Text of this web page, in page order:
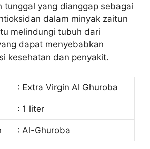
tunggal yang dianggap sebagai
dalam minyak zaitun
melindungi tubuh dari
dapat menyebabkan
kesehatan dan penyakit.
: Extra Virgin Al Ghuroba
: 1 liter
: Al-Ghuroba